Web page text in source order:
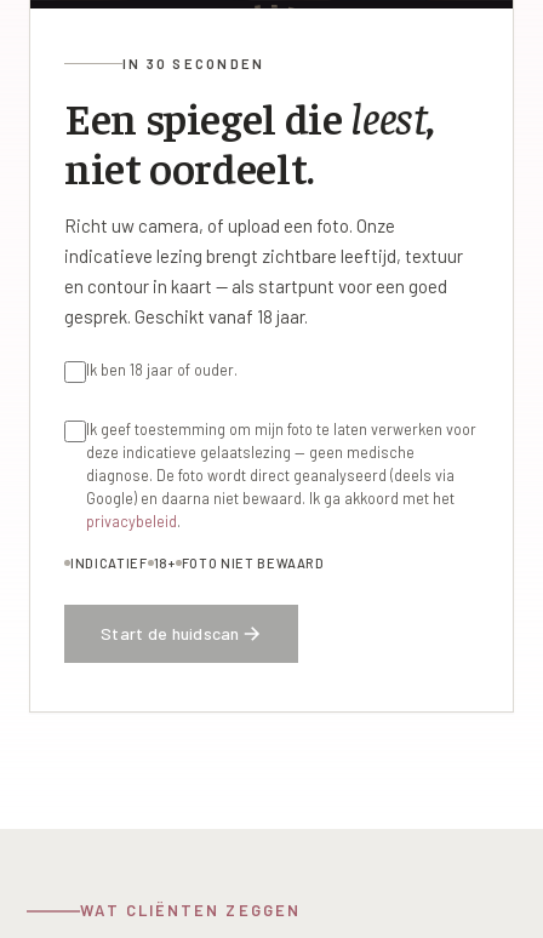
IN 30 SECONDEN
Een spiegel dieleest,
niet oordeelt.
Richt uw camera, of upload een foto. Onze
indicatieve lezing brengt zichtbare leeftijd, textuur
en contour in kaart — als startpunt voor een goed
gesprek. Geschikt vanaf 18 jaar.
Ik ben 18 jaar of ouder.
Ik geef toestemming om mijn foto te laten verwerken voor
deze indicatieve gelaatslezing — geen medische
diagnose. De foto wordt direct geanalyseerd (deels via
Google) en daarna niet bewaard. Ik ga akkoord met het
privacybeleid.
INDICATIEF 18+ FOTO NIET BEWAARD
Start de huidscan
WAT CLIËNTEN ZEGGEN